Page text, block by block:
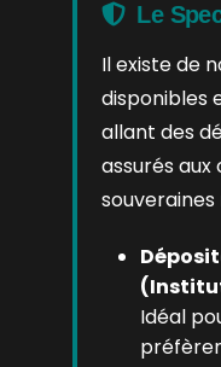
Le
Il existe de
disponibles
allant des
assurés
Idéal